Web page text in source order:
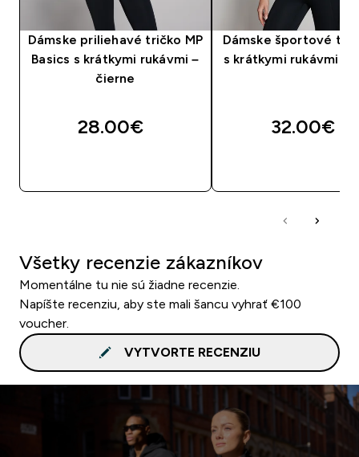
Dámske priliehavé tričko MP
Basics s krátkymi rukávmi –
čierne
28.00€‎
Dámske športové
s krátkymi rukávmi –
32.00€‎
Všetky recenzie zákazníkov
Momentálne tu nie sú žiadne recenzie.
Napíšte recenziu, aby ste mali šancu vyhrať €100
voucher.
VYTVORTE RECENZIU